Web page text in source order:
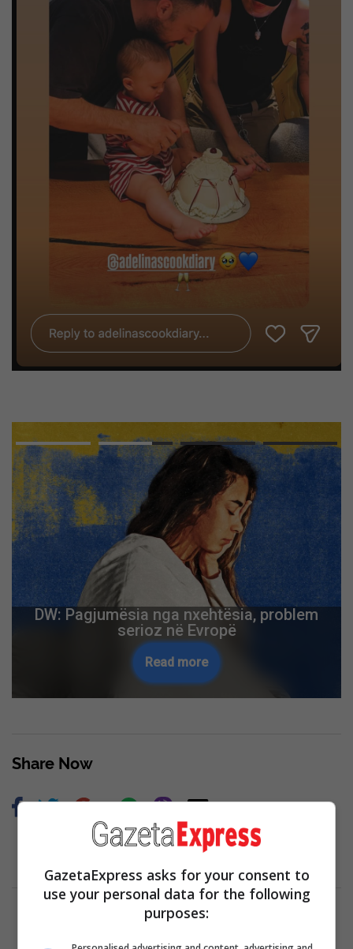
DW: Pagjumësia nga nxehtësia, problem
serioz në Evropë
Read more
Share Now
GazetaExpress asks for your consent to
use your personal data for the following
purposes: